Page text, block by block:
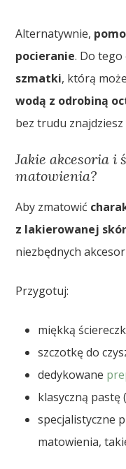
Alternatywnie,
pocieranie. Do tego
szmatki, którą
wodą z odrobiną
bez trudu
Jakie akcesoria i
matowienia?
Aby zmatowić
z lakierowanej
niezbędnych
Przygotuj:
miękką
szczotkę do
dedykowane
klasyczną
specjalistyczne
matowienia,